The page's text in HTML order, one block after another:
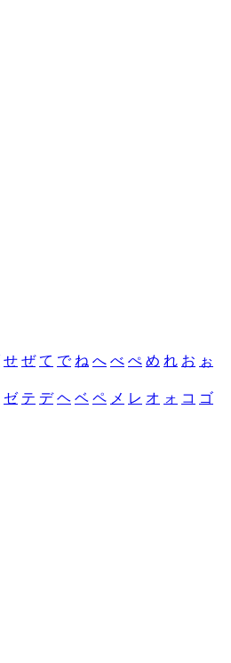
せ ぜ て で ね へ べ ぺ め れ お ぉ
ゼ テ デ ヘ ベ ペ メ レ オ ォ コ ゴ